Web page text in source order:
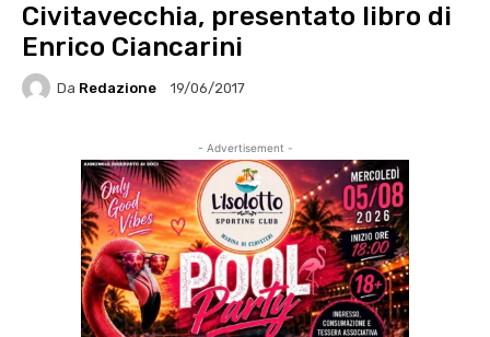
Civitavecchia, presentato libro di
Enrico Ciancarini
Da Redazione 19/06/2017
- Advertisement -